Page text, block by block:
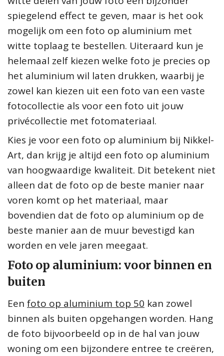
spiegelend effect te geven, maar is het ook
mogelijk om een foto op aluminium met
witte toplaag te bestellen. Uiteraard kun je
helemaal zelf kiezen welke foto je precies op
het aluminium wil laten drukken, waarbij je
zowel kan kiezen uit een foto van een vaste
fotocollectie als voor een foto uit jouw
privécollectie met fotomateriaal.
Kies je voor een foto op aluminium bij Nikkel-
Art, dan krijg je altijd een foto op aluminium
van hoogwaardige kwaliteit. Dit betekent niet
alleen dat de foto op de beste manier naar
voren komt op het materiaal, maar
bovendien dat de foto op aluminium op de
beste manier aan de muur bevestigd kan
worden en vele jaren meegaat.
Foto op aluminium: voor binnen en
buiten
Een foto op aluminium top 50 kan zowel
binnen als buiten opgehangen worden. Hang
de foto bijvoorbeeld op in de hal van jouw
woning om een bijzondere entree te creëren,